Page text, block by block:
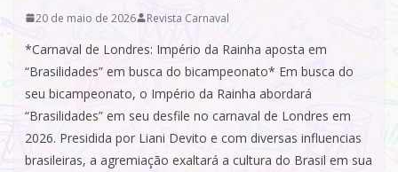
20 de maio de 2026 Revista Carnaval
*Carnaval de Londres: Império da Rainha aposta em
“Brasilidades” em busca do bicampeonato* Em busca do
seu bicampeonato, o Império da Rainha abordará
“Brasilidades” em seu desfile no carnaval de Londres em
2026. Presidida por Liani Devito e com diversas influencias
brasileiras, a agremiação exaltará a cultura do Brasil em sua